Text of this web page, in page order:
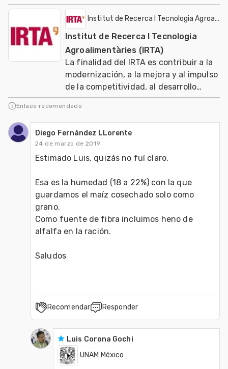
Institut de Recerca I Tecnologia
Institut de Recerca I Tecnologia
Agroalimentàries (IRTA)
La finalidad del IRTA es contribuir a la
modernización, a la mejora y al impulso
de la competitividad, al desarrollo
sostenible de los sectores agrario, ali
Enlace recomendado
Diego Fernández LLorente
24 de marzo de 2019
Estimado Luis, quizás no fuí claro.
Esa es la humedad (18 a 22%) con la que
guardamos el maíz cosechado solo como
grano.
Como fuente de fibra incluimos heno de
alfalfa en la ración.
Saludos
Recomendar Responder
Luis Corona Gochi
UNAM México